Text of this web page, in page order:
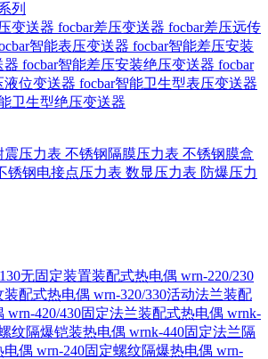
列
变送器 focbar差压变送器 focbar差压远传
智能表压变送器 focbar智能差压安装
器 focbar智能差压安装绝压变送器 focbar
液位变送器 focbar智能卫生型表压变送器
卫生型绝压变送器
震压力表 不锈钢隔膜压力表 不锈钢膜盒
锈钢电接点压力表 数显压力表 防爆压力
无固定装置装配式热电偶 wrn-220/230
装配式热电偶 wrn-320/330活动法兰装配
wrn-420/430固定法兰装配式热电偶 wrnk-
纹隔爆铠装热电偶 wrnk-440固定法兰隔
电偶 wrn-240固定螺纹隔爆热电偶 wrn-